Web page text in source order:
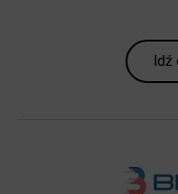
Idź